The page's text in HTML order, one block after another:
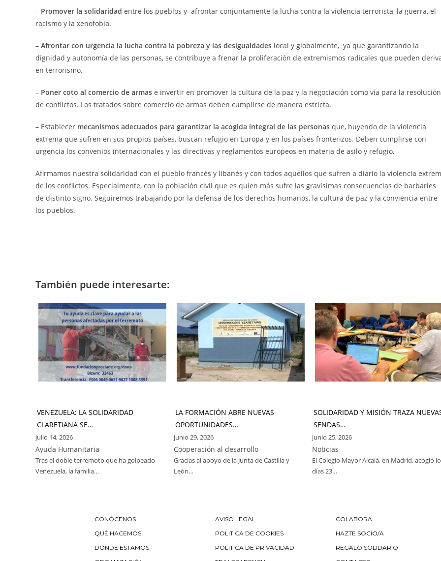
– Promover la solidaridad entre los pueblos y afrontar conjuntamente la lucha contra la violencia terrorista, la guerra, el
racismo y la xenofobia.
– Afrontar con urgencia la lucha contra la pobreza y las desigualdades local y globalmente, ya que garantizando la
dignidad y autonomía de las personas, se contribuye a frenar la proliferación de extremismos radicales que pueden
en terrorismo.
– Poner coto al comercio de armas e invertir en promover la cultura de la paz y la negociación como vía para la resolución
de conflictos. Los tratados sobre comercio de armas deben cumplirse de manera estricta.
– Establecer mecanismos adecuados para garantizar la acogida integral de las personas que, huyendo de la violencia
extrema que sufren en sus propios países, buscan refugio en Europa y en los países fronterizos. Deben cumplirse con
urgencia los convenios internacionales y las directivas y reglamentos europeos en materia de asilo y refugio.
Afirmamos nuestra solidaridad con el pueblo francés y libanés y con todos aquellos que sufren a diario la violencia
de los conflictos. Especialmente, con la población civil que es quien más sufre las gravísimas consecuencias de barbaries
de distinto signo. Seguiremos trabajando por la defensa de los derechos humanos, la cultura de paz y la conviencia entre
los pueblos.
También puede interesarte:
VENEZUELA: LA SOLIDARIDAD
CLARETIANA SE…
julio 14, 2026
Ayuda Humanitaria
Tras el doble terremoto que ha golpeado
Venezuela, la familia…
LA FORMACIÓN ABRE NUEVAS
OPORTUNIDADES…
junio 29, 2026
Cooperación al desarrollo
Gracias al apoyo de la Junta de Castilla y
León…
SOLIDARIDAD Y MISIÓN TRAZA
SENDAS…
junio 25, 2026
Noticias
El Colegio Mayor Alcalá, en Madrid, acogió
días 23…
CONÓCENOS
QUÉ HACEMOS
DÓNDE ESTAMOS
AVISO LEGAL
POLITICA DE COOKIES
POLITICA DE PRIVACIDAD
COLABORA
HAZTE SOCIO/A
REGALO SOLIDARIO